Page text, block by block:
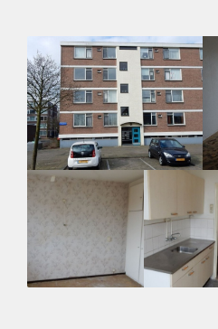
Huisdieren toegestaan:
Huurtoeslag grens: Ja
Geschikt voor studenten: